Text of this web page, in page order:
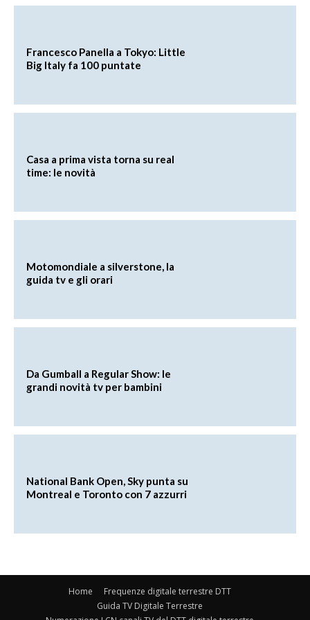
Francesco Panella a Tokyo: Little
Big Italy fa 100 puntate
Casa a prima vista torna su real
time: le novità
Motomondiale a silverstone, la
guida tv e gli orari
Da Gumball a Regular Show: le
grandi novità tv per bambini
National Bank Open, Sky punta su
Montreal e Toronto con 7 azzurri
Home
Frequenze digitale terrestre DTT
Guida TV Digitale Terrestre